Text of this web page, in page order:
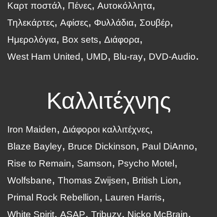
Καρτ ποστάλ
Πένες
Αυτοκόλλητα
Τηλεκάρτες
Αφίσες Φυλλάδια
Σουβέρ
Ημερολόγια
Box sets
Διάφορα
West Ham United
UMD Blu-ray DVD-Audio
Καλλιτέχνης
Iron Maiden
Διάφοροι καλλιτέχνες
Blaze Bayley
Bruce Dickinson
Paul DiAnno
Rise to Remain
Samson
Psycho Motel
Wolfsbane
Thomas Zwijsen
British Lion
Primal Rock Rebellion
Lauren Harris
White Spirit ASAP Tribuzy
Nicko McBrain